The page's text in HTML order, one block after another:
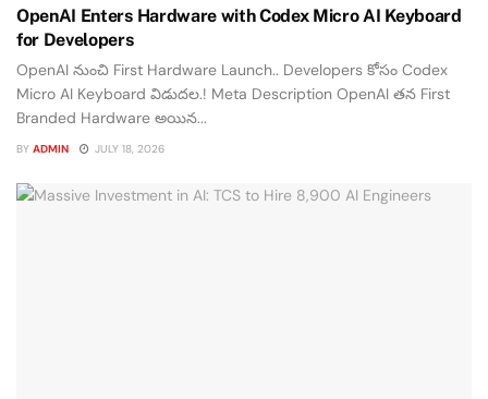
OpenAI Enters Hardware with Codex Micro AI Keyboard
for Developers
OpenAI నుంచి First Hardware Launch.. Developers కోసం Codex
Micro AI Keyboard విడుదల.! Meta Description OpenAI తన First
Branded Hardware అయిన...
BY ADMIN JULY 18, 2026